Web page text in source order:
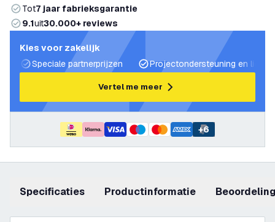
Tot7 jaar fabrieksgarantie
9.1uit30.000+ reviews
Kies voor zakelijk
Speciale partnerprijzen
Projectondersteuning en
Vertel me meer
+6
Specificaties productinformatie